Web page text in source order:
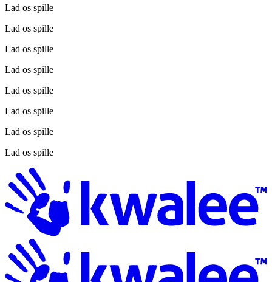
Lad os spille
Lad os spille
Lad os spille
Lad os spille
Lad os spille
Lad os spille
Lad os spille
Lad os spille